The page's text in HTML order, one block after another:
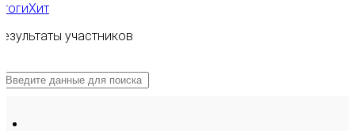
Хит
участников